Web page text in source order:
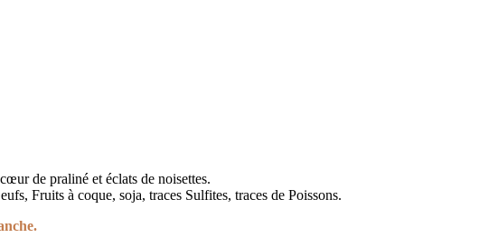
de praliné et éclats de noisettes.
Fruits à coque, soja, traces Sulfites, traces de Poissons.